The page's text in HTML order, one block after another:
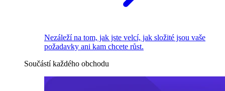
Nezáleží na tom, jak jste velcí, jak složité jsou vaše
požadavky ani kam chcete růst.
Součástí každého obchodu